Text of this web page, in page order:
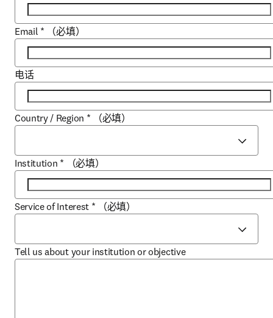
Email * （必填）
电话
Country / Region * （必填）
Institution * （必填）
Service of Interest * （必填）
Tell us about your institution or objective